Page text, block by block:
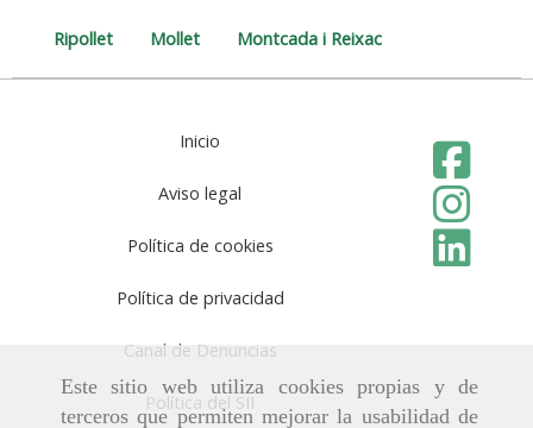
Este sitio web utiliza cookies propias y de
terceros que permiten mejorar la usabilidad de
Ripollet Mollet Montcada i Reixac
Inicio
Aviso legal
Política de cookies
Política de privacidad
Canal de Denuncias
Política del SII